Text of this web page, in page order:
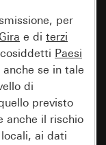
per
e di terzi
Paesi
se in tale
di
previsto
anche il rischio
ai dati